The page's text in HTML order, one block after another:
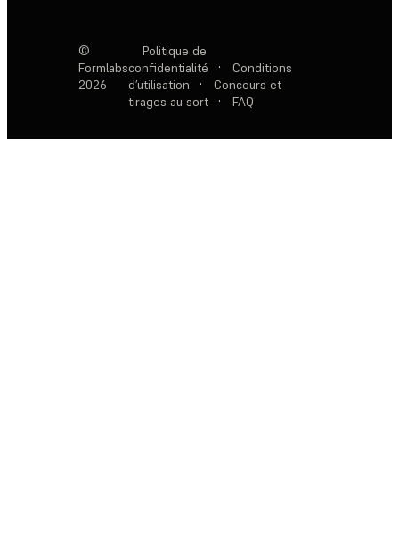
©
Formlabs
2026
Politique de
confidentialité
·
Conditions
d’utilisation
·
Concours et
tirages au sort
· FAQ